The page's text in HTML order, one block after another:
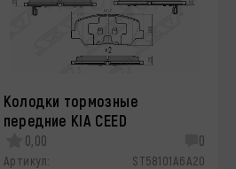
Колодки тормозные
передние KIA CEED
0,00 0
Артикул:
ST58101A6A20